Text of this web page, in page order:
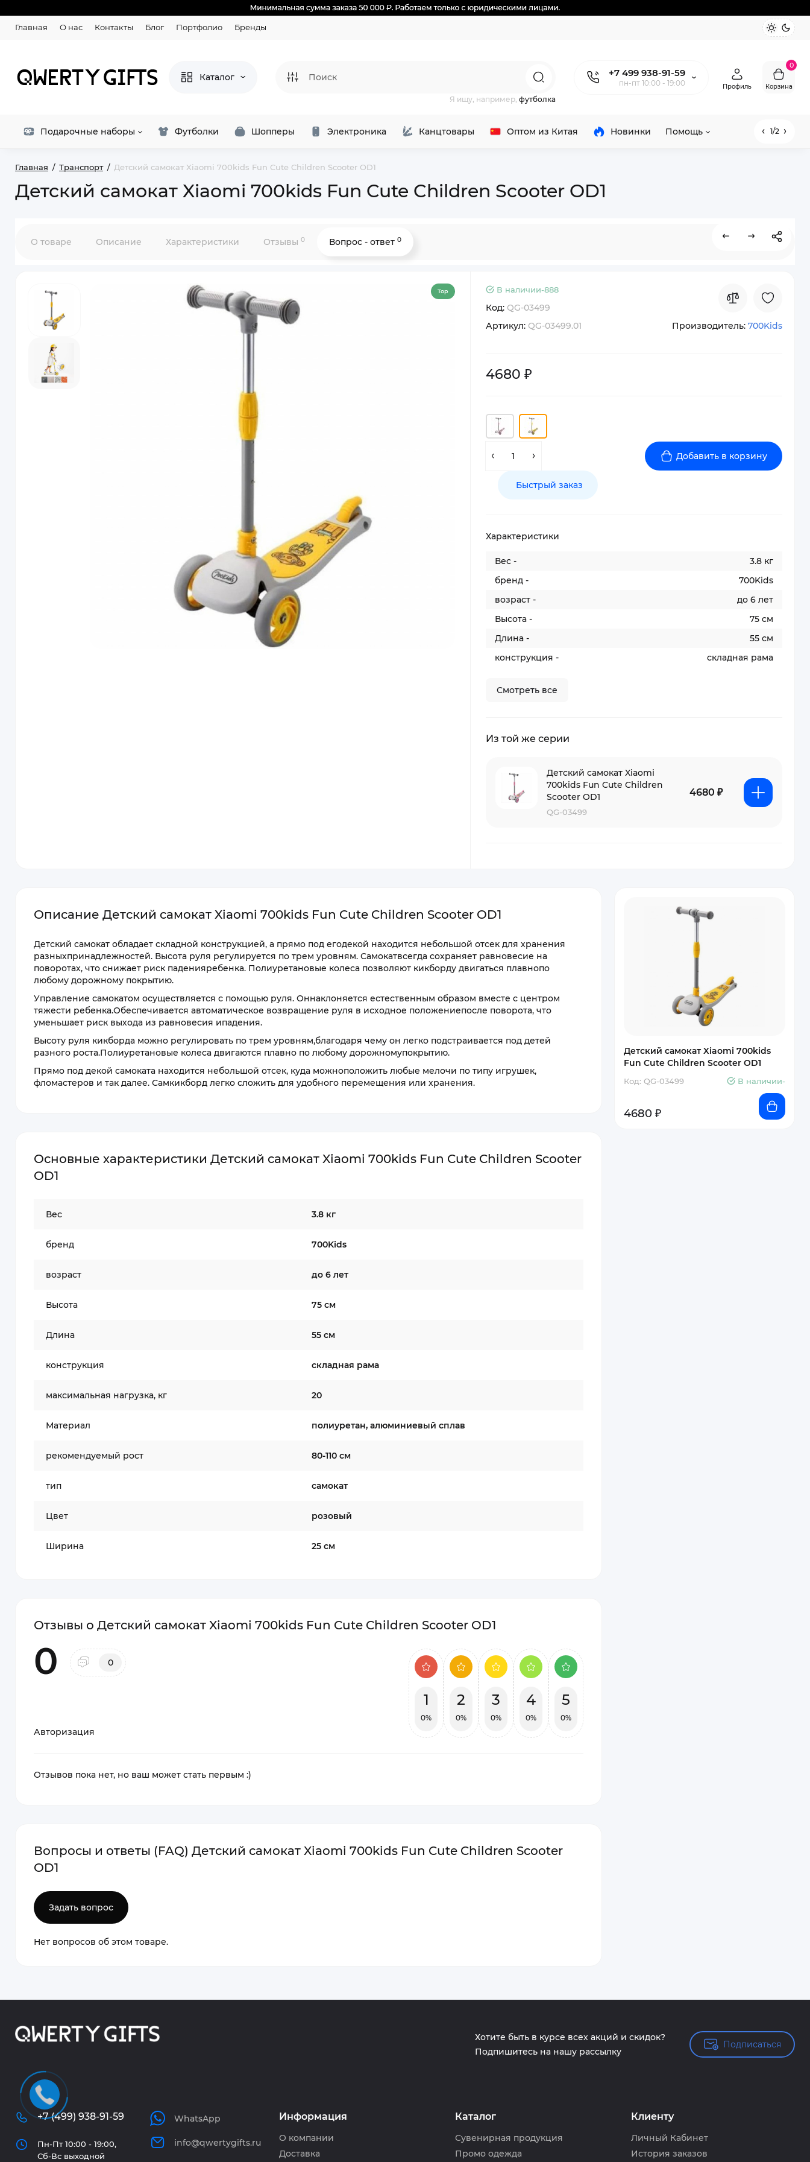
Главная О нас Контакты Блог Портфолио Бренды
Каталог +7 499 938-91-59
пн-пт 10:00 - 19:00
Я ищу, например, футболка
Профиль
0
Корзина
Подарочные наборы Футболки Шопперы Электроника Канцтовары Оптом из Китая Новинки Помощь 1/2
Главная Транспорт Детский самокат Xiaomi 700kids Fun Cute Children Scooter OD1
Детский самокат Xiaomi 700kids Fun Cute Children Scooter OD1
О товаре Описание Характеристики Отзывы 0 Вопрос - ответ 0
Top В наличии-888
Код: QG-03499
Артикул: QG-03499.01 Производитель: 700Kids
4680 ₽
Добавить в корзину
Быстрый заказ
Характеристики
Вес -
3.8 кг
бренд -
700Kids
возраст -
до 6 лет
Высота -
75 см
Длина -
55 см
конструкция -
складная рама
Смотреть все
Из той же серии
Детский самокат Xiaomi
700kids Fun Cute Children
Scooter OD1
QG-03499
4680 ₽
Описание Детский самокат Xiaomi 700kids Fun Cute Children Scooter OD1
Детский самокат обладает складной конструкцией, а прямо под егодекой находится небольшой отсек для хранения
разныхпринадлежностей. Высота руля регулируется по трем уровням. Самокатвсегда сохраняет равновесие на
поворотах, что снижает риск паденияребенка. Полиуретановые колеса позволяют кикборду двигаться плавнопо
любому дорожному покрытию.
Управление самокатом осуществляется с помощью руля. Оннаклоняется естественным образом вместе с центром
тяжести ребенка.Обеспечивается автоматическое возвращение руля в исходное положениепосле поворота, что
уменьшает риск выхода из равновесия ипадения.
Высоту руля кикборда можно регулировать по трем уровням,благодаря чему он легко подстраивается под детей
разного роста.Полиуретановые колеса двигаются плавно по любому дорожномупокрытию.
Прямо под декой самоката находится небольшой отсек, куда можноположить любые мелочи по типу игрушек,
фломастеров и так далее. Самкикборд легко сложить для удобного перемещения или хранения.
Основные характеристики Детский самокат Xiaomi 700kids Fun Cute Children Scooter
OD1
Вес 3.8 кг
бренд 700Kids
возраст до 6 лет
Высота 75 см
Длина 55 см
конструкция складная рама
максимальная нагрузка, кг 20
Материал полиуретан, алюминиевый сплав
рекомендуемый рост 80-110 см
тип самокат
Цвет розовый
Ширина 25 см
Отзывы о Детский самокат Xiaomi 700kids Fun Cute Children Scooter OD1
0 0
Авторизация
1
0%
2
0%
3
0%
4
0%
5
0%
Отзывов пока нет, но ваш может стать первым :)
Вопросы и ответы (FAQ) Детский самокат Xiaomi 700kids Fun Cute Children Scooter
OD1
Задать вопрос
Нет вопросов об этом товаре.
Детский самокат Xiaomi 700kids
Fun Cute Children Scooter OD1
Код: QG-03499 В наличии-
4680 ₽
Хотите быть в курсе всех акций и скидок?
Подпишитесь на нашу рассылку
Подписаться
Подписаться
+7 (499) 938-91-59
Пн-Пт 10:00 - 19:00,
Сб-Вс выходной
WhatsApp
info@qwertygifts.ru
Информация
О компании
Доставка
Каталог
Сувенирная продукция
Промо одежда
Клиенту
Личный Кабинет
История заказов